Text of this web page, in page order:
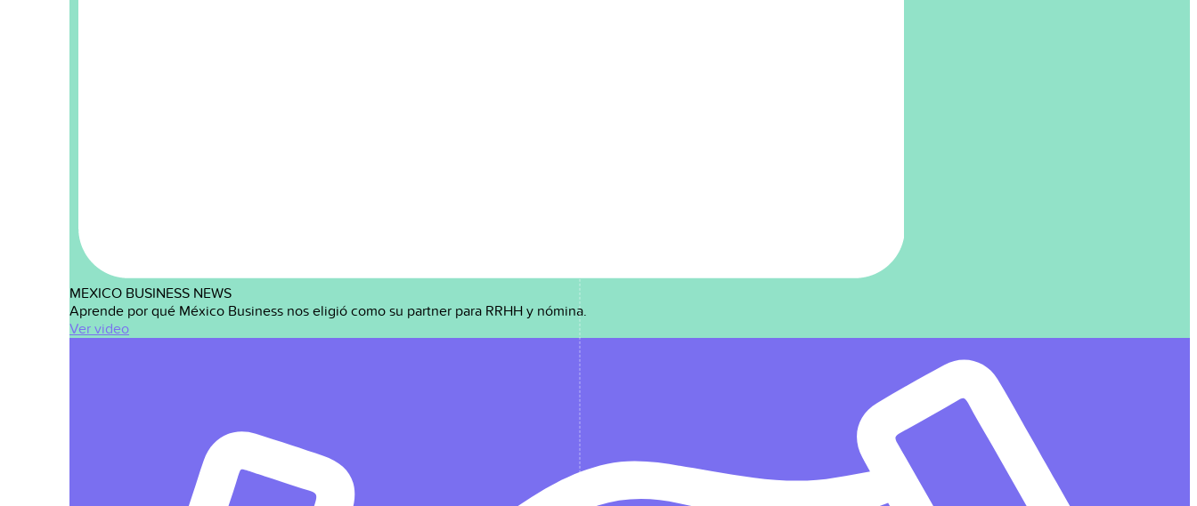
MEXICO BUSINESS NEWS
Aprende por qué México Business nos eligió como su partner para RRHH y nómina.
Ver video